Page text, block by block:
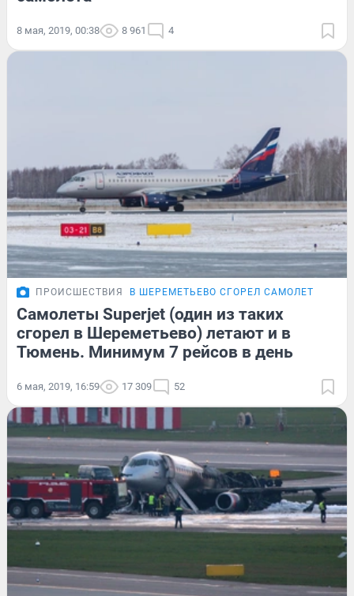
8 мая, 2019, 00:38 8 961 4
ПРОИСШЕСТВИЯ В ШЕРЕМЕТЬЕВО СГОРЕЛ САМОЛЕТ
Самолеты Superjet (один из таких
сгорел в Шереметьево) летают и в
Тюмень. Минимум 7 рейсов в день
6 мая, 2019, 16:59 17 309 52